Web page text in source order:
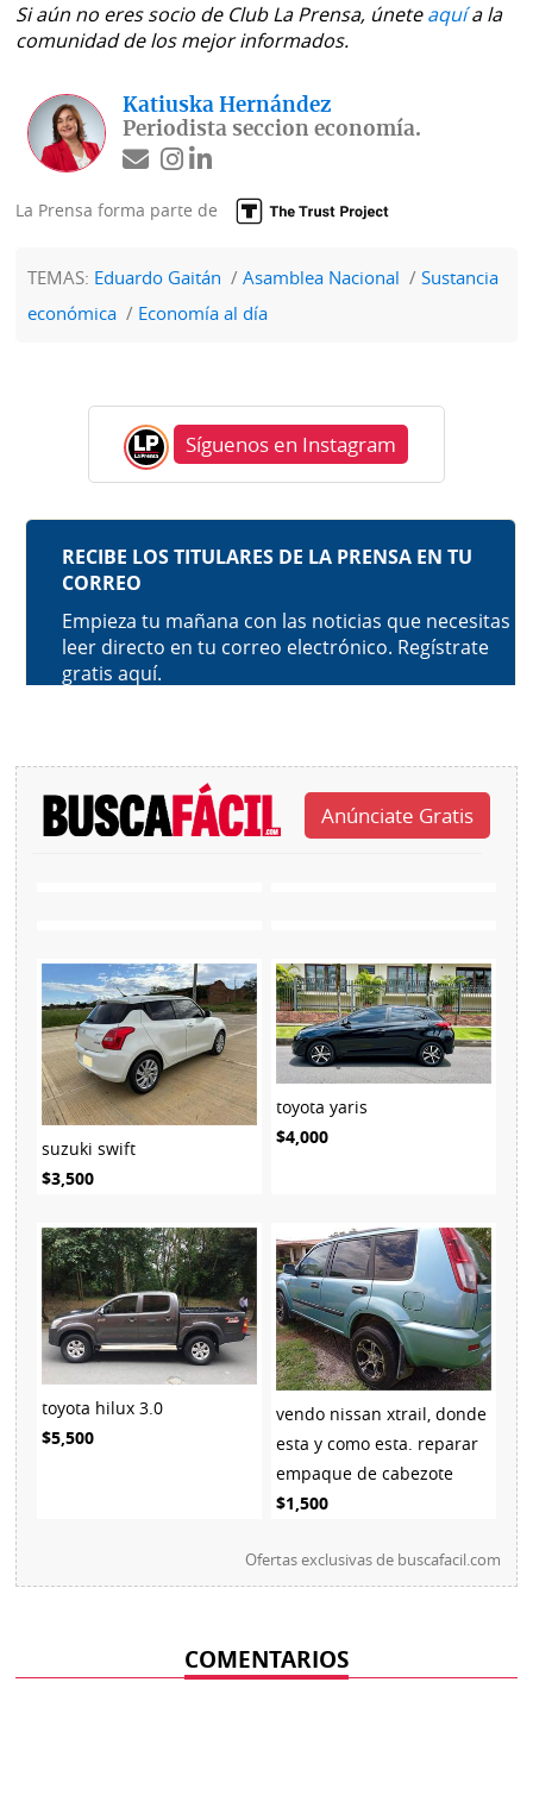
Si aún no eres socio de Club La Prensa, úneteaquía la
comunidad de los mejor informados.
Katiuska Hernández
Periodista seccion economía.
La Prensa forma parte de
TEMAS: Eduardo Gaitán Asamblea Nacional
Sustancia
económica
Economía al día
Síguenos en Instagram
suzuki swift
$3,500
toyota yaris
$4,000
toyota hilux 3.0
$5,500
vendo nissan xtrail, donde
esta y como esta. reparar
empaque de cabezote
$1,500
Ofertas exclusivas de buscafacil.com
COMENTARIOS